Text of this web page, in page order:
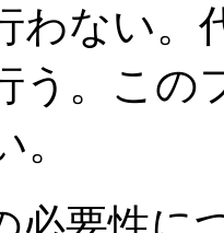
わない。
う。この